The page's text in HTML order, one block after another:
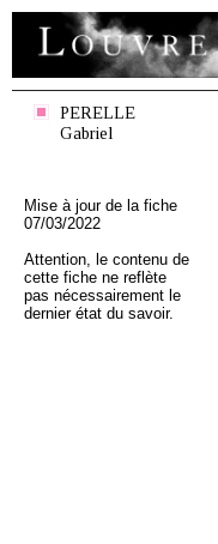
PERELLE
Gabriel
Mise à jour de la fiche
07/03/2022
Attention, le contenu de
cette fiche ne reflète
pas nécessairement le
dernier état du savoir.